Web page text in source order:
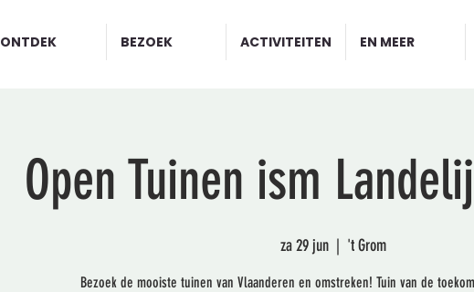
ONTDEK BEZOEK ACTIVITEITEN EN MEER
Open Tuinen ism
za 29 jun
  |
't Grom
Bezoek de mooiste tuinen van Vlaanderen en omstreken! Tuin van de